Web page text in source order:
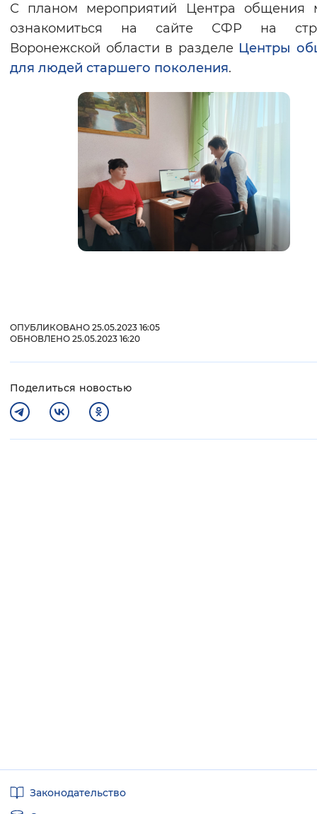
С планом мероприятий Центра общения
ознакомиться на сайте СФР на
Воронежской области в разделе Центры
для людей старшего поколения.
ОПУБЛИКОВАНО 25.05.2023 16:05
ОБНОВЛЕНО 25.05.2023 16:20
Поделиться новостью
ссылкиЗаконодательство